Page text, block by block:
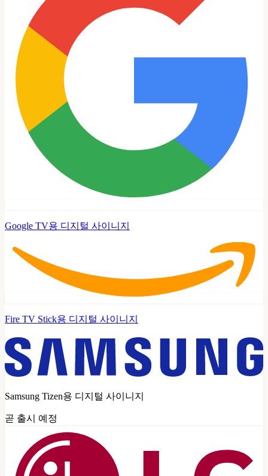
Google TV용 디지털 사이니지
Fire TV Stick용 디지털 사이니지
Samsung Tizen용 디지털 사이니지
곧 출시 예정